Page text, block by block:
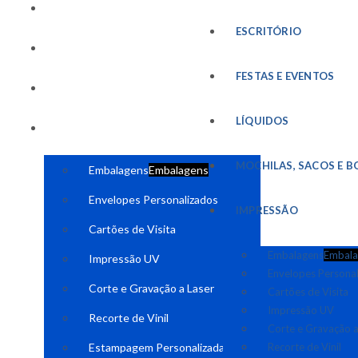
EmbalagensEmbalagens
Envelopes Personalizados
Cartões de Visita
Impressão UV
Corte e Gravação a Laser
Recorte de Vinil
Estampagem Personalizada
ESCRITÓRIO
FESTAS E EVENTOS
LÍQUIDOS
MOCHILAS, SACOS E
IMPRESSÃO
Embalagens
Envelopes
Cartões de Visita
Impressão UV
Corte e Gravação
Recorte de Vinil